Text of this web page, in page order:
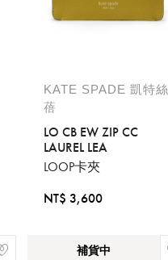
KATE SPADE 凱特絲
蓓
LO CB EW ZIP CC
LAUREL LEA
LOOP卡夾
NT$ 3,600
補貨中